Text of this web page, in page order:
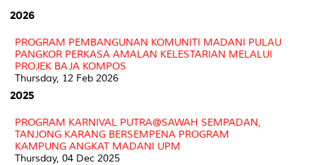
2026
PROGRAM PEMBANGUNAN KOMUNITI MADANI PULAU
PANGKOR PERKASA AMALAN KELESTARIAN MELALUI
PROJEK BAJA KOMPOS
Thursday, 12 Feb 2026
2025
PROGRAM KARNIVAL PUTRA@SAWAH SEMPADAN,
TANJONG KARANG BERSEMPENA PROGRAM
KAMPUNG ANGKAT MADANI UPM
Thursday, 04 Dec 2025